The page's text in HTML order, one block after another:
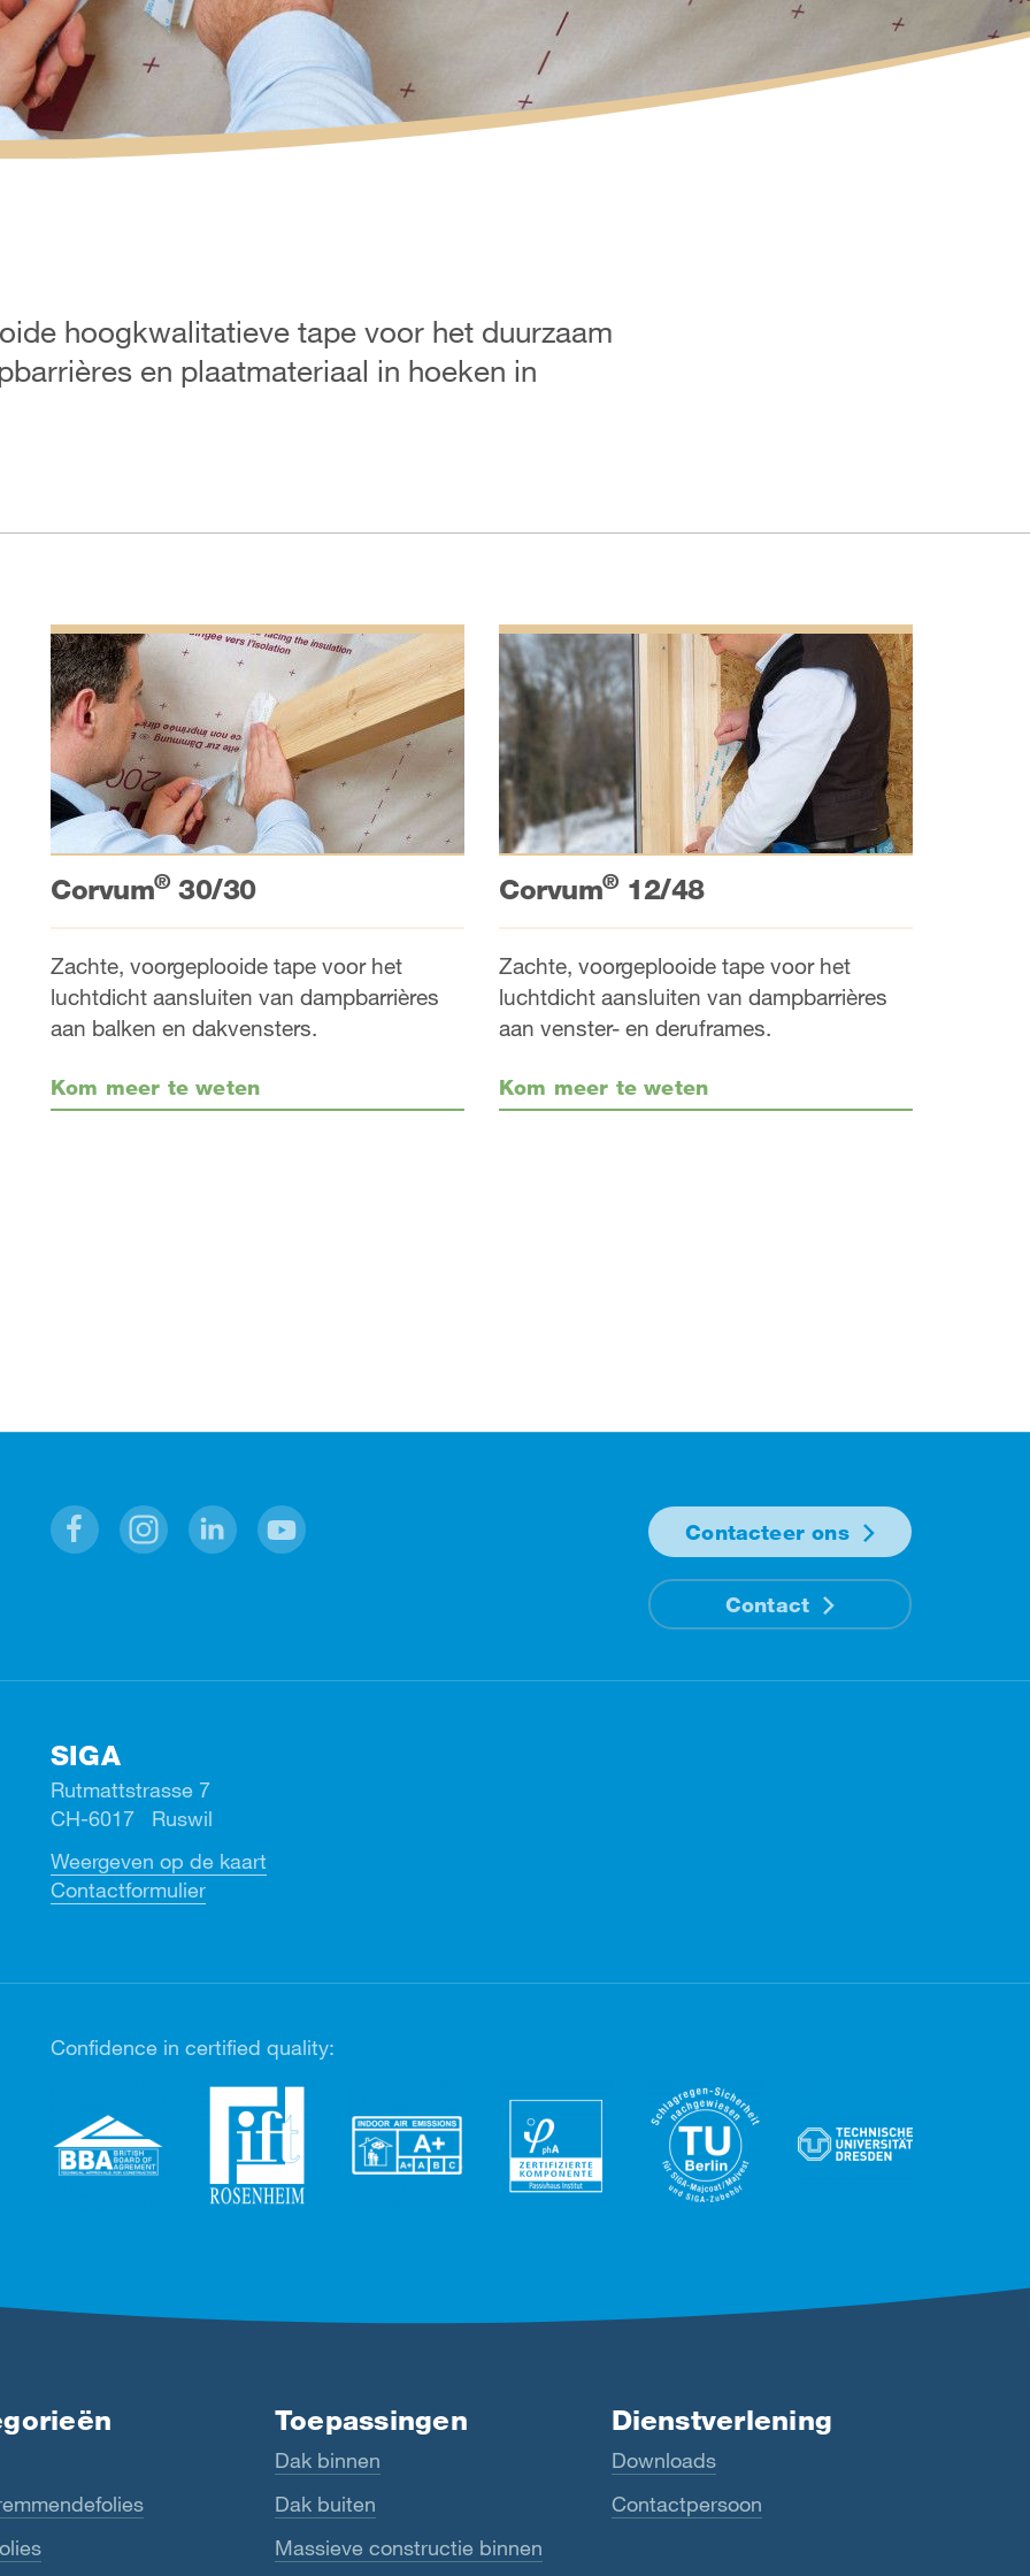
hoogkwalitatieve tape voor het duurzaam
en plaatmateriaal in hoeken in
Corvum®30/30
Zachte, voorgeplooide tape voor het
luchtdicht aansluiten van dampbarrières
aan balken en dakvensters.
Kom meer te weten
Corvum®12/48
Zachte, voorgeplooide tape voor het
luchtdicht aansluiten van dampbarrières
aan venster- en deruframes.
Kom meer te weten
Contacteer ons
Contact
SIGA
Rutmattstrasse 7
CH-6017 Ruswil
Weergeven op de kaart
Contactformulier
Confidence in certified quality:
Toepassingen
Dak binnen
Dak buiten
Massieve constructie binnen
Dienstverlening
Downloads
Contactpersoon